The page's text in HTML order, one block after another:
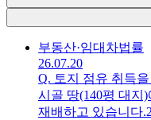
부동산·임대차법률
26.07.20
Q. 토지 점유 취득
시골 땅(140평 대지
재배하고 있습니다